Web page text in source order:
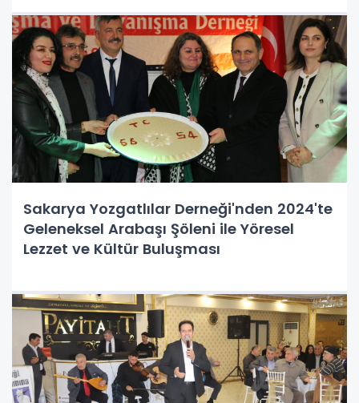
Sakarya Yozgatlılar Derneği'nden 2024'te
Geleneksel Arabaşı Şöleni ile Yöresel
Lezzet ve Kültür Buluşması